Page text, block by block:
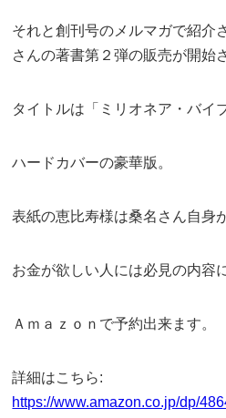
それと創刊号のメルマガで紹介
さんの著書第２弾の販売が開始
タイトルは「ミリオネア・バイ
ハードカバーの豪華版。
表紙の恵比寿様は桑名さん自身
お金が欲しい人には必見の内容
Ａｍａｚｏｎで予約出来ます。
詳細はこちら:
https://www.amazon.co.jp/dp/